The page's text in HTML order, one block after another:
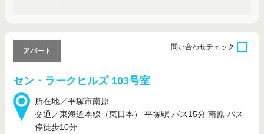
セン・ラークヒルズ 103号室
所在地／平塚市南原
交通／東海道本線（東日本） 平塚駅 バス15分 南原 バス
停徒歩10分
アパート
問い合わせチェック